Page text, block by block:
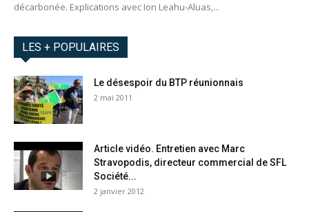
décarbonée. Explications avec Ion Leahu-Aluas,...
LES + POPULAIRES
Le désespoir du BTP réunionnais
2 mai 2011
Article vidéo. Entretien avec Marc
Stravopodis, directeur commercial de SFL
Société...
2 janvier 2012